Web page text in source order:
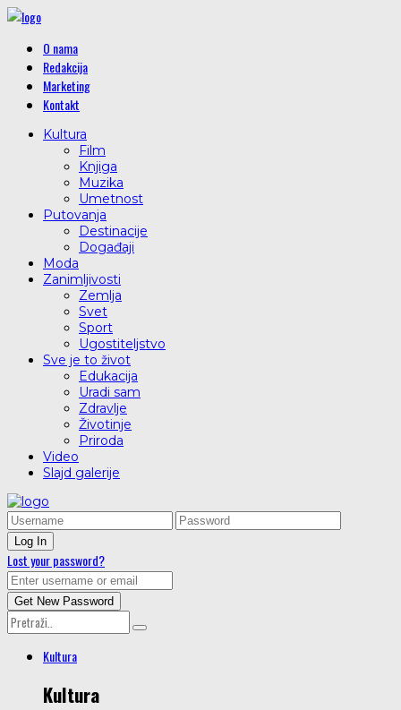
O nama
Redakcija
Marketing
Kontakt
Kultura
Film
Knjiga
Muzika
Umetnost
Putovanja
Destinacije
Događaji
Moda
Zanimljivosti
Zemlja
Svet
Sport
Ugostiteljstvo
Sve je to život
Edukacija
Uradi sam
Zdravlje
Životinje
Priroda
Video
Slajd galerije
Lost your password?
Kultura
Kultura